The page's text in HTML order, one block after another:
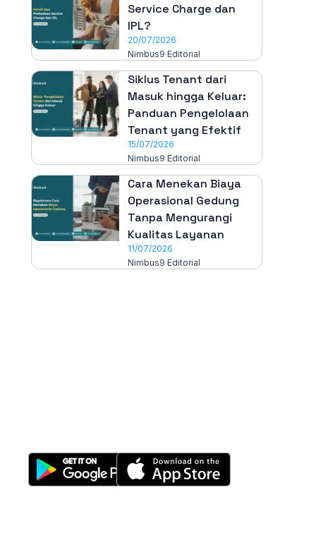
Service Charge dan
IPL?
20/07/2026
Nimbus9 Editorial
Siklus Tenant dari
Masuk hingga Keluar:
Panduan Pengelolaan
Tenant yang Efektif
15/07/2026
Nimbus9 Editorial
Cara Menekan Biaya
Operasional Gedung
Tanpa Mengurangi
Kualitas Layanan
11/07/2026
Nimbus9 Editorial